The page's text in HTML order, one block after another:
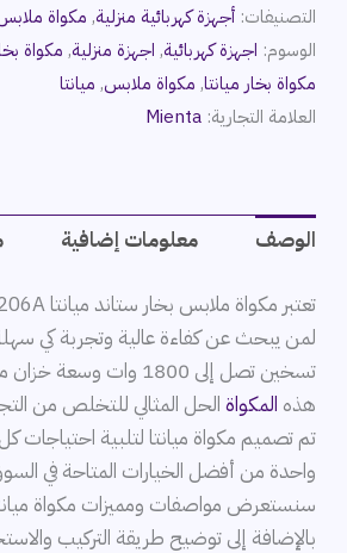
التصنيفات:أجهزة كهربائية منزلية, مكواة
الوسوم: اجهزة كهربائية, اجهزة منزلية, مكواة
مكواة بخار ميانتا, مكواة ملابس, ميانتا
العلامة التجارية:Mienta
الوصف معلومات إضافية
لمن يبحث عن كفاءة عالية وتجربة كي
هذه المكواة الحل المثالي للتخلص من
تم تصميم مكواة ميانتا لتلبية احتياجات
واحدة من أفضل الخيارات المتاحة في
سنستعرض مواصفات ومميزات مكواة
بالإضافة إلى توضيح طريقة التركيب